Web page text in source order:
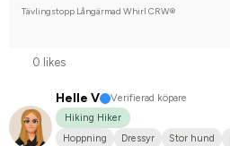
Tävlingstopp Långärmad Whirl CRW®
0 likes
Helle V
Verifierad köpare
Hiking Hiker
Hoppning
Dressyr Stor hund